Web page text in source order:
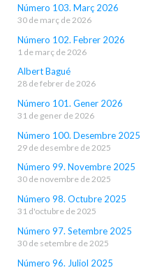
Número 103. Març 2026
30 de març de 2026
Número 102. Febrer 2026
1 de març de 2026
Albert Bagué
28 de febrer de 2026
Número 101. Gener 2026
31 de gener de 2026
Número 100. Desembre 2025
29 de desembre de 2025
Número 99. Novembre 2025
30 de novembre de 2025
Número 98. Octubre 2025
31 d'octubre de 2025
Número 97. Setembre 2025
30 de setembre de 2025
Número 96. Juliol 2025